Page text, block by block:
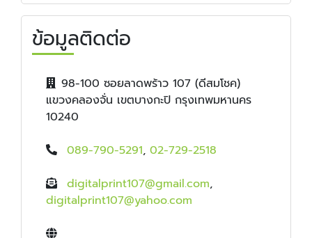
ข้อมูลติดต่อ
98-100 ซอยลาดพร้าว 107 (ดีสมโชค)
แขวงคลองจั่น เขตบางกะปิ กรุงเทพมหานคร
10240
089-790-5291, 02-729-2518
digitalprint107@gmail.com,
digitalprint107@yahoo.com